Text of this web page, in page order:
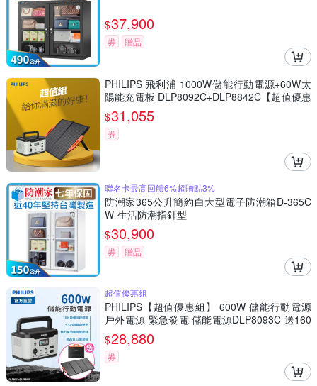
$37,900
券 贈品
PHILIPS 飛利浦 1000W儲能行動電源+60W太
陽能充電板 DLP8092C+DLP8842C【超值優惠
組】
$31,055
券
聯名卡最高回饋6%超贈點3%
防潮家365公升簡約白大型電子防潮箱D-365C
W-生活防潮指針型
$30,900
券 贈品
超值優惠組
PHILIPS【超值優惠組】 600W 儲能行動電源
戶外電源 緊急發電 儲能電源DLP8093C 送160
W 太陽能板(DLP8093C+DLP8846C)
$28,880
券